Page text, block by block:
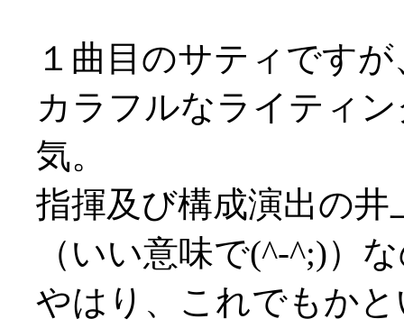
１曲目のサティです
カラフルなライティ
気。
指揮及び構成演出の
（いい意味で(^-^;)）
やはり、これでもか